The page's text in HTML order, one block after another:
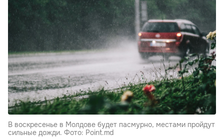
В воскресенье в Молдове будет пасмурно, местами пройдут
сильные дожди. Фото: Point.md